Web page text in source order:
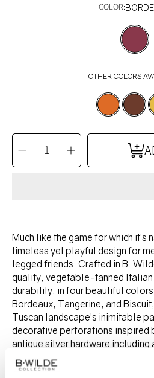
COLOR:
OTHER COLORS
QUANTITY
Decrease
quantity
for
DOMINO
Increase
quantity
for
DOMINO
Much like the game for which it’s
timeless yet playful design for
legged friends. Crafted in B.
quality, vegetable-tanned
durability, in four beautiful
Bordeaux, Tangerine, and
Tuscan landscape’s inimitable
decorative perforations inspired
antique silver hardware including
B.Wilde nameplate.